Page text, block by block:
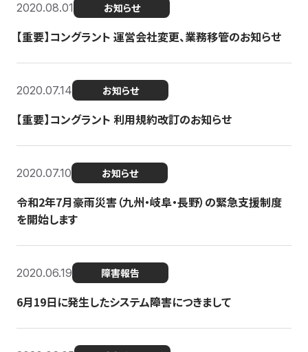
2020.08.01 お知らせ
【重要】コングラント 運営会社変更、業務移管のお知らせ
2020.07.14 お知らせ
【重要】コングラント 利用規約改訂のお知らせ
2020.07.10 お知らせ
令和2年7月豪雨災害（九州・岐阜・長野）の緊急支援制度
を開始します
2020.06.19 障害報告
6月19日に発生したシステム障害につきまして